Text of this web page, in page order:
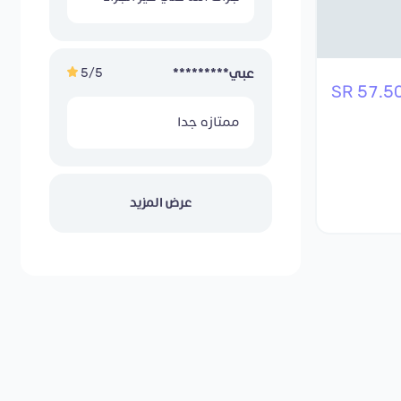
57.50
عبي********* 5/5
ممتازه جدا
عرض المزيد